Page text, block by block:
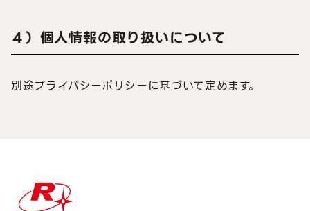
４）個人情報の取り扱いについて
別途プライバシーポリシーに基づいて定めます。